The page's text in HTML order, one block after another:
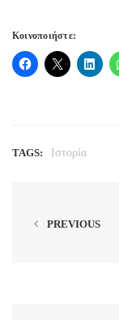
Κοινοποιήστε:
TAGS: Ιστορία
PREVIOUS